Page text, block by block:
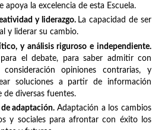
apoya la excelencia de esta Escuela.
y liderazgo. La capacidad de ser
y liderar su cambio.
y análisis riguroso e independiente.
para el debate, para saber admitir con
opiniones contrarias, y
soluciones a partir de información
de diversas fuentes.
adaptación. Adaptación a los cambios
y sociales para afrontar con éxito los